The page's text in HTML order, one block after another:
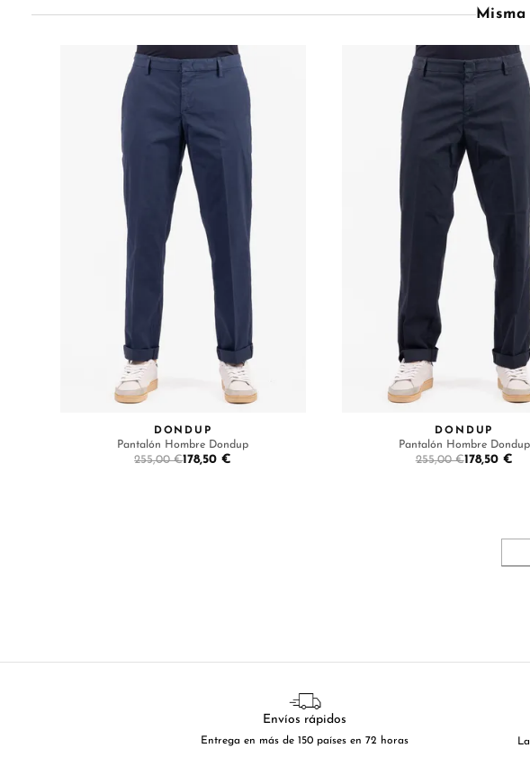
Misma
DONDUP
Pantalón Hombre Dondup
255,00 €178,50 €
DONDUP
Pantalón Hombre Dondup
255,00 €178,50 €
Envíos rápidos
Entrega en más de 150 países en 72 horas